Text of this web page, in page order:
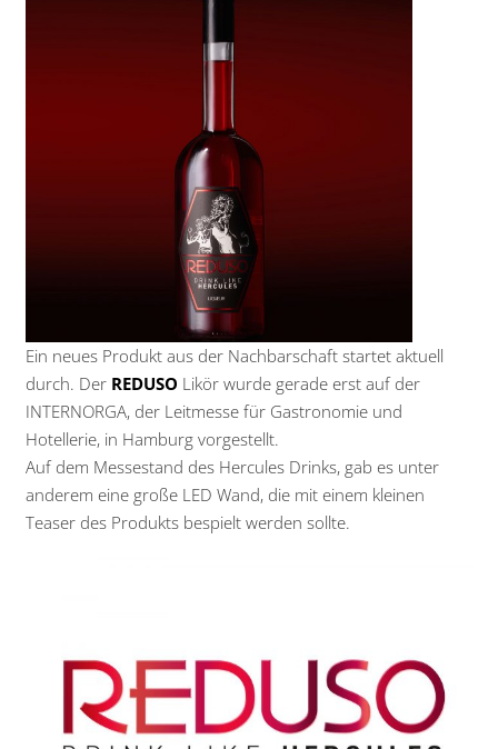
Ein neues Produkt aus der Nachbarschaft startet aktuell
durch. Der REDUSO Likör wurde gerade erst auf der
INTERNORGA, der Leitmesse für Gastronomie und
Hotellerie, in Hamburg vorgestellt.
Auf dem Messestand des Hercules Drinks, gab es unter
anderem eine große LED Wand, die mit einem kleinen
Teaser des Produkts bespielt werden sollte.